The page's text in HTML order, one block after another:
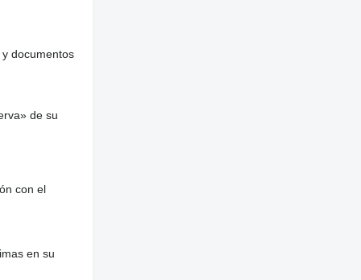
documentos
de su
con el
en su